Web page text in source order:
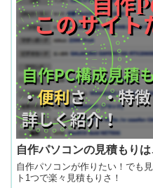
自作パソコンの見積もり
自作パソコンが作りたい！でも
ト1つで楽々見積もりさ！